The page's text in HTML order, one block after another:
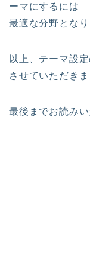
ーマにするには
最適な分野となり
以上、テーマ設
させていただきま
最後までお読み